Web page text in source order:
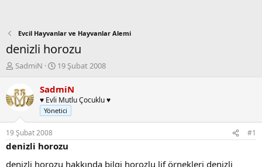
Evcil Hayvanlar ve Hayvanlar Alemi
denizli horozu
K
n
b
u
y
u
b
a
SadmiN
B
ş
a
n
ı
ç
19 Şubat 2008
SadmiN
♥ Evli Mutlu Çocuklu ♥
Yönetici
19 Şubat 2008 #1
denizli horozu
denizli horozu hakkında bilgi horozlu lif örnekleri denizli